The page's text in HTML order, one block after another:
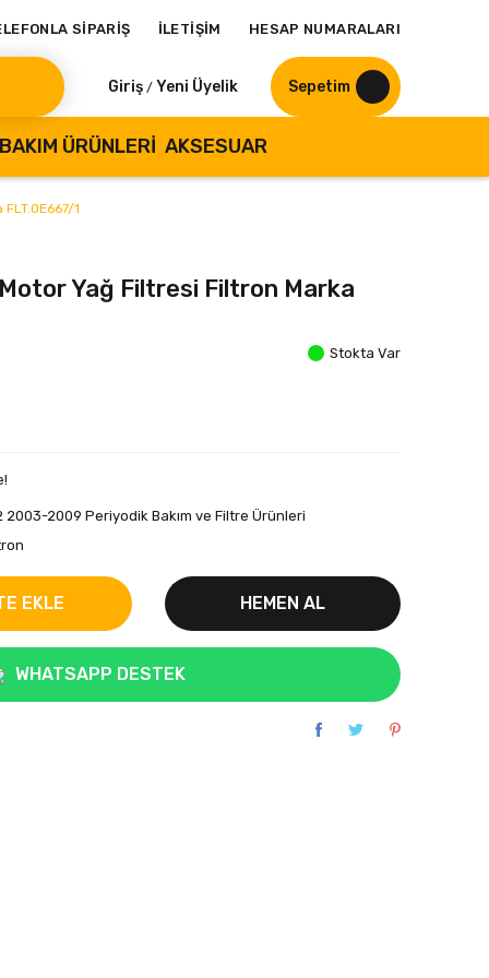
SİPARİŞ İLETİŞİM HESAP NUMARALARI
Giriş / Yeni Üyelik Sepetim
ÜRÜNLERI AKSESUAR
1
Yağ Filtresi Filtron Marka
Stokta Var
2003-2009 Periyodik Bakım ve Filtre Ürünleri
EKLE HEMEN AL
WHATSAPP DESTEK